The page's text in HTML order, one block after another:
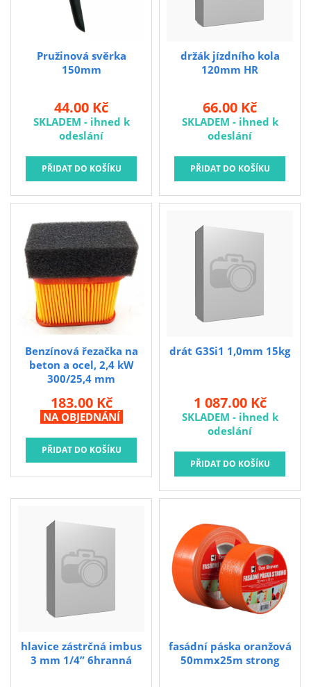
Pružinová svěrka
150mm
44.00 Kč
SKLADEM - ihned k
odeslání
držák jízdního kola
120mm HR
66.00 Kč
SKLADEM - ihned k
odeslání
Benzínová řezačka na
beton a ocel, 2,4 kW
300/25,4 mm
183.00 Kč
NA OBJEDNÁNÍ
drát G3Si1 1,0mm 15kg
1 087.00 Kč
SKLADEM - ihned k
odeslání
hlavice zástrčná imbus
3 mm 1/4” 6hranná
fasádní páska oranžová
50mmx25m strong